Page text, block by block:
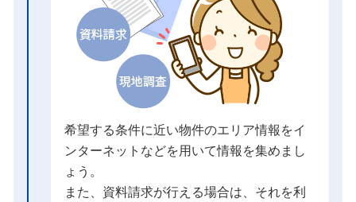
希望する条件に近い物件のエリア情報をイ
ンターネットなどを用いて情報を集めまし
ょう。
また、資料請求が行える場合は、それを利